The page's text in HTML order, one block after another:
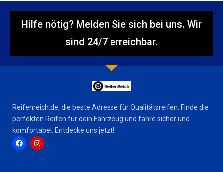
Hilfe nötig? Melden Sie sich bei uns. Wir
sind 24/7 erreichbar.
Reifenreich.de, die beste Adresse für Qualitätsreifen. Finde die
perfekten Reifen für dein Fahrzeug und fahre sicher und
komfortabel. Entdecke uns jetzt!